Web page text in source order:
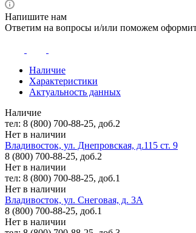
Напишите нам
Ответим на вопросы и/или поможем
Наличие
Характеристики
Актуальность данных
Наличие
тел: 8 (800) 700-88-25, доб.2
Нет в наличии
Владивосток, ул. Днепровская, д.115 ст. 9
8 (800) 700-88-25, доб.2
Нет в наличии
тел: 8 (800) 700-88-25, доб.1
Нет в наличии
Владивосток, ул. Снеговая, д. 3А
8 (800) 700-88-25, доб.1
Нет в наличии